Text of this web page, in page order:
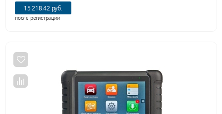
15 218.42 руб.
после регистрации